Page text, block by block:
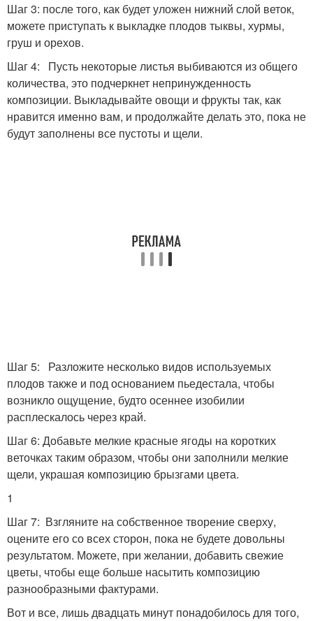
Шаг 3: после того, как будет уложен нижний слой веток,
можете приступать к выкладке плодов тыквы, хурмы,
груш и орехов.
Шаг 4: Пусть некоторые листья выбиваются из общего
количества, это подчеркнет непринужденность
композиции. Выкладывайте овощи и фрукты так, как
нравится именно вам, и продолжайте делать это, пока не
будут заполнены все пустоты и щели.
Шаг 5: Разложите несколько видов используемых
плодов также и под основанием пьедестала, чтобы
возникло ощущение, будто осеннее изобилии
расплескалось через край.
Шаг 6: Добавьте мелкие красные ягоды на коротких
веточках таким образом, чтобы они заполнили мелкие
щели, украшая композицию брызгами цвета.
1
Шаг 7: Взгляните на собственное творение сверху,
оцените его со всех сторон, пока не будете довольны
результатом. Можете, при желании, добавить свежие
цветы, чтобы еще больше насытить композицию
разнообразными фактурами.
Вот и все, лишь двадцать минут понадобилось для того,